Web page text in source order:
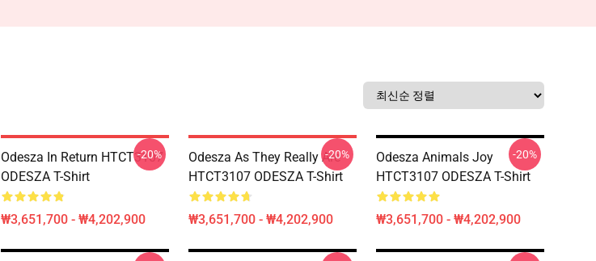
Odesza In Return HTCT3107
ODESZA T-Shirt
₩3,651,700 - ₩4,202,900
-20%
Odesza As They Really Are
HTCT3107 ODESZA T-Shirt
₩3,651,700 - ₩4,202,900
-20%
Odesza Animals Joy
HTCT3107 ODESZA T-Shirt
₩3,651,700 - ₩4,202,900
-20%